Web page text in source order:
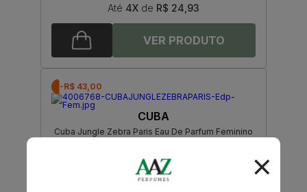
Até 4X de R$ 24,93
-R$ 43,00
CUBA
Cuba Jungle Zebra Paris Eau De Parfum Feminino
R$ 138,00